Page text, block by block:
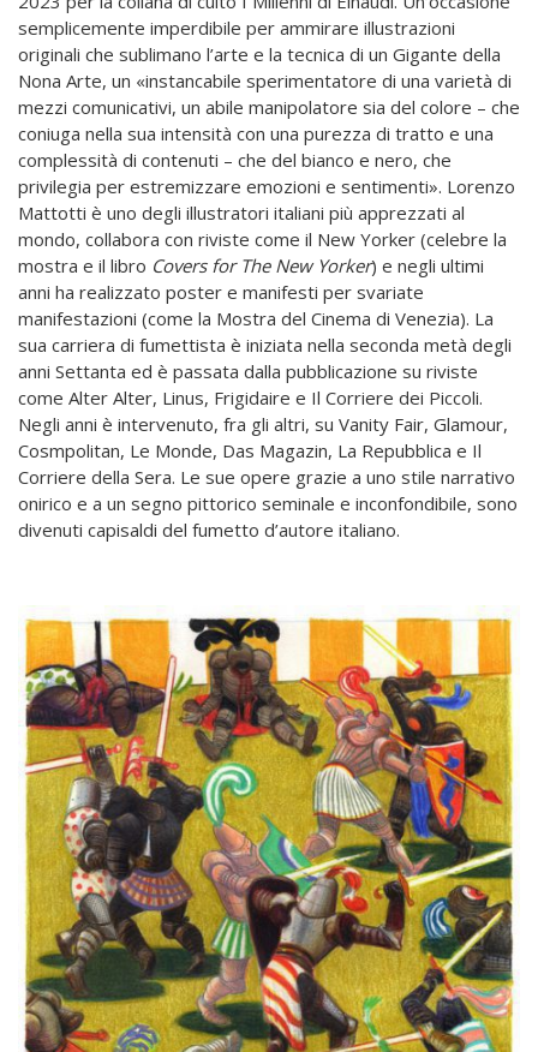
semplicemente imperdibile per ammirare illustrazioni
originali che sublimano l’arte e la tecnica di un Gigante della
Nona Arte, un «instancabile sperimentatore di una varietà di
mezzi comunicativi, un abile manipolatore sia del colore – che
coniuga nella sua intensità con una purezza di tratto e una
complessità di contenuti – che del bianco e nero, che
privilegia per estremizzare emozioni e sentimenti». Lorenzo
Mattotti è uno degli illustratori italiani più apprezzati al
mondo, collabora con riviste come il New Yorker (celebre la
mostra e il libro Covers for The New Yorker) e negli ultimi
anni ha realizzato poster e manifesti per svariate
manifestazioni (come la Mostra del Cinema di Venezia). La
sua carriera di fumettista è iniziata nella seconda metà degli
anni Settanta ed è passata dalla pubblicazione su riviste
come Alter Alter, Linus, Frigidaire e Il Corriere dei Piccoli.
Negli anni è intervenuto, fra gli altri, su Vanity Fair, Glamour,
Cosmpolitan, Le Monde, Das Magazin, La Repubblica e Il
Corriere della Sera. Le sue opere grazie a uno stile narrativo
onirico e a un segno pittorico seminale e inconfondibile, sono
divenuti capisaldi del fumetto d’autore italiano.